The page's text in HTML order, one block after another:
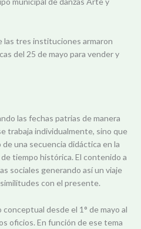
las tres instituciones armaron
del 25 de mayo para vender y
las fechas patrias de manera
trabaja individualmente, sino que
una secuencia didáctica en la
tiempo histórica. El contenido a
sociales generando así un viaje
con el presente.
desde el 1° de mayo al
oficios. En función de ese tema